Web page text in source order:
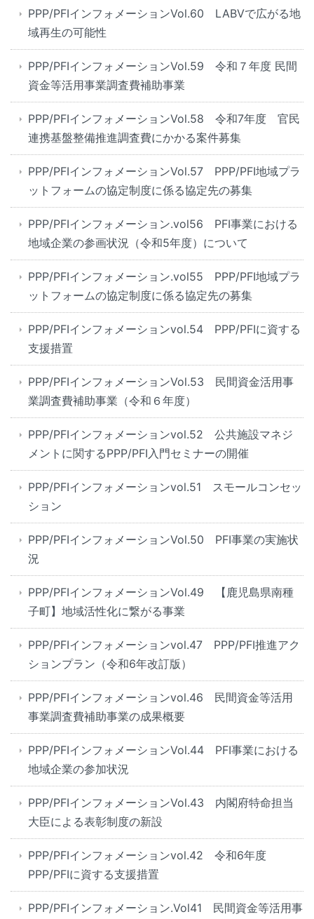
PPP/PFIインフォメーションVol.60 LABVで広がる地
域再生の可能性
PPP/PFIインフォメーションVol.59 令和７年度 民間
資金等活用事業調査費補助事業
PPP/PFIインフォメーションVol.58 令和7年度 官民
連携基盤整備推進調査費にかかる案件募集
PPP/PFIインフォメーションVol.57 PPP/PFI地域プラ
ットフォームの協定制度に係る協定先の募集
PPP/PFIインフォメーション.vol56 PFI事業における
地域企業の参画状況（令和5年度）について
PPP/PFIインフォメーション.vol55 PPP/PFI地域プラ
ットフォームの協定制度に係る協定先の募集
PPP/PFIインフォメーションvol.54 PPP/PFIに資する
支援措置
PPP/PFIインフォメーションVol.53 民間資金活用事
業調査費補助事業（令和６年度）
PPP/PFIインフォメーションvol.52 公共施設マネジ
メントに関するPPP/PFI入門セミナーの開催
PPP/PFIインフォメーションvol.51 スモールコンセッ
ション
PPP/PFIインフォメーションVol.50 PFI事業の実施状
況
PPP/PFIインフォメーションVol.49 【鹿児島県南種
子町】地域活性化に繋がる事業
PPP/PFIインフォメーションvol.47 PPP/PFI推進アク
ションプラン（令和6年改訂版）
PPP/PFIインフォメーションvol.46 民間資金等活用
事業調査費補助事業の成果概要
PPP/PFIインフォメーションVol.44 PFI事業における
地域企業の参加状況
PPP/PFIインフォメーションVol.43 内閣府特命担当
大臣による表彰制度の新設
PPP/PFIインフォメーションvol.42 令和6年度
PPP/PFIに資する支援措置
PPP/PFIインフォメーション.Vol41 民間資金等活用事